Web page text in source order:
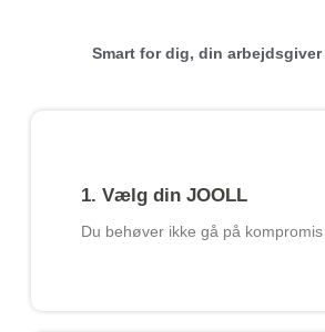
Smart for dig, din
1. Vælg din JOOLL
Du behøver ikke gå på kompromis